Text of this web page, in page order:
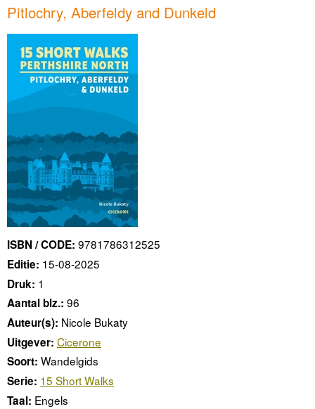
Pitlochry, Aberfeldy and Dunkeld
ISBN / CODE: 9781786312525
Editie: 15-08-2025
Druk: 1
Aantal blz.: 96
Auteur(s): Nicole Bukaty
Uitgever: Cicerone
Soort: Wandelgids
Serie: 15 Short Walks
Taal: Engels